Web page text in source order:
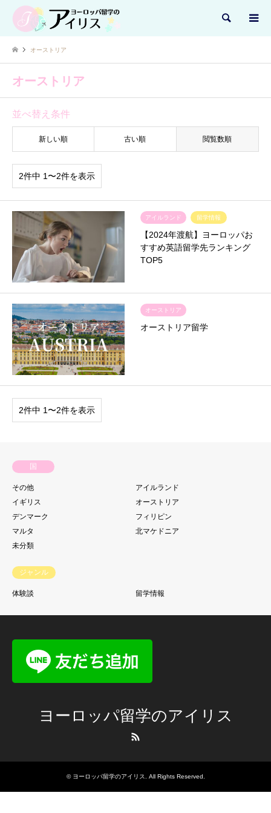
検索
オーストリア
オーストリア
並べ替え条件
新しい順 古い順 閲覧数順
2件中 1〜2件を表示
アイルランド 留学情報
【2024年渡航】ヨーロッパお
すすめ英語留学先ランキング
TOP5
オーストリア
オーストリア留学
2件中 1〜2件を表示
国
その他
アイルランド
イギリス
オーストリア
デンマーク
フィリピン
マルタ
北マケドニア
未分類
ジャンル
体験談 留学情報
ヨーロッパ留学のアイリス
© ヨーロッパ留学のアイリス. All Rights Reserved.